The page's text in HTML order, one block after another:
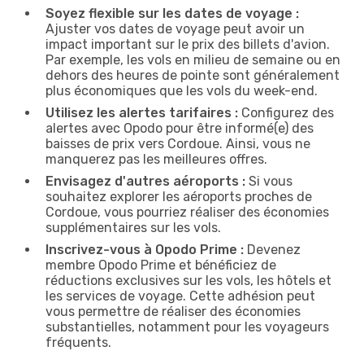
Soyez flexible sur les dates de voyage :
Ajuster vos dates de voyage peut avoir un
impact important sur le prix des billets d'avion.
Par exemple, les vols en milieu de semaine ou en
dehors des heures de pointe sont généralement
plus économiques que les vols du week-end.
Utilisez les alertes tarifaires : Configurez des
alertes avec Opodo pour être informé(e) des
baisses de prix vers Cordoue. Ainsi, vous ne
manquerez pas les meilleures offres.
Envisagez d'autres aéroports : Si vous
souhaitez explorer les aéroports proches de
Cordoue, vous pourriez réaliser des économies
supplémentaires sur les vols.
Inscrivez-vous à Opodo Prime : Devenez
membre Opodo Prime et bénéficiez de
réductions exclusives sur les vols, les hôtels et
les services de voyage. Cette adhésion peut
vous permettre de réaliser des économies
substantielles, notamment pour les voyageurs
fréquents.